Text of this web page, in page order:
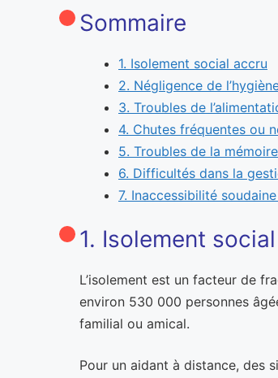
Sommaire
1. Isolement social accru
2. Négligence de
3. Troubles de
4. Chutes fréquentes ou
5. Troubles de la
6. Difficultés dans la
7. Inaccessibilité
1. Isolement
L’isolement est un facteur de
environ 530 000 personnes
familial ou amical.
Pour un aidant à distance, des